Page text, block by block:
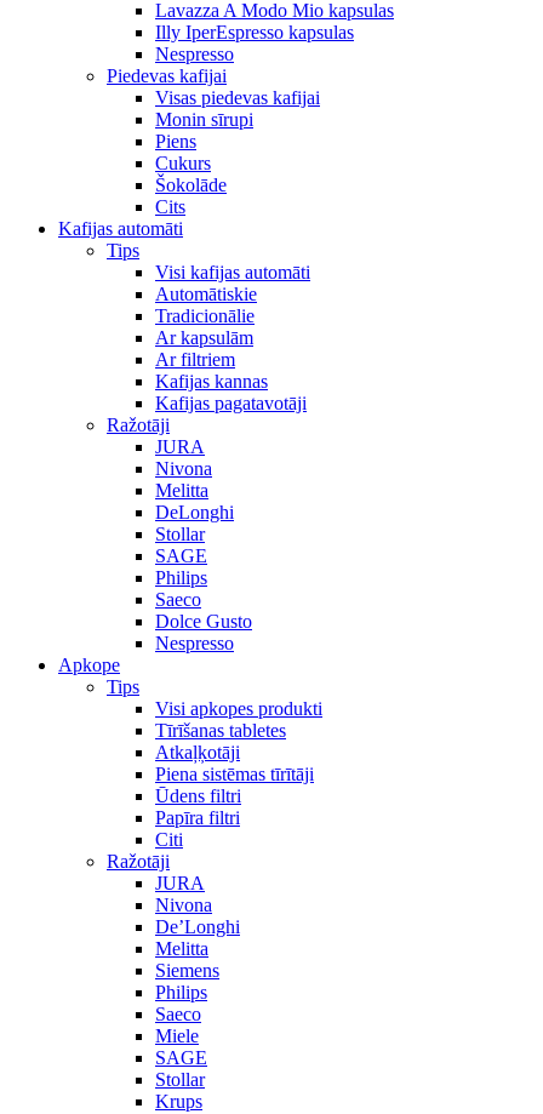
Lavazza A Modo Mio kapsulas
Illy IperEspresso kapsulas
Nespresso
Piedevas kafijai
Visas piedevas kafijai
Monin sīrupi
Piens
Cukurs
Šokolāde
Cits
Kafijas automāti
Tips
Visi kafijas automāti
Automātiskie
Tradicionālie
Ar kapsulām
Ar filtriem
Kafijas kannas
Kafijas pagatavotāji
Ražotāji
JURA
Nivona
Melitta
DeLonghi
Stollar
SAGE
Philips
Saeco
Dolce Gusto
Nespresso
Apkope
Tips
Visi apkopes produkti
Tīrīšanas tabletes
Atkaļķotāji
Piena sistēmas tīrītāji
Ūdens filtri
Papīra filtri
Citi
Ražotāji
JURA
Nivona
De’Longhi
Melitta
Siemens
Philips
Saeco
Miele
SAGE
Stollar
Krups